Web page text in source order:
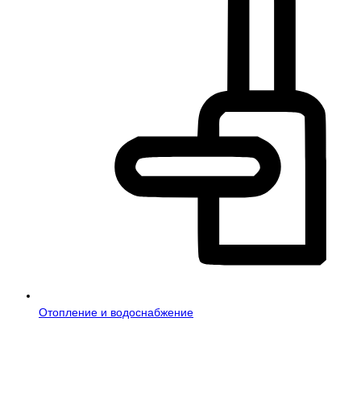
Отопление и водоснабжение